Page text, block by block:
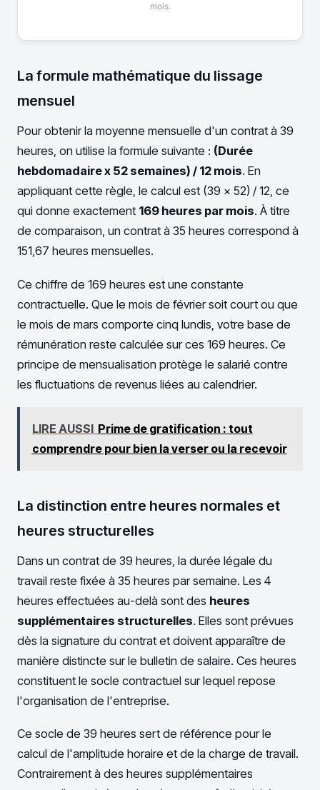
mois.
La formule mathématique du lissage
mensuel
Pour obtenir la moyenne mensuelle d'un contrat à 39
heures, on utilise la formule suivante : (Durée
hebdomadaire x 52 semaines) / 12 mois. En
appliquant cette règle, le calcul est (39 x 52) / 12, ce
qui donne exactement 169 heures par mois. À titre
de comparaison, un contrat à 35 heures correspond à
151,67 heures mensuelles.
Ce chiffre de 169 heures est une constante
contractuelle. Que le mois de février soit court ou que
le mois de mars comporte cinq lundis, votre base de
rémunération reste calculée sur ces 169 heures. Ce
principe de mensualisation protège le salarié contre
les fluctuations de revenus liées au calendrier.
LIRE AUSSI Prime de gratification : tout
comprendre pour bien la verser ou la recevoir
La distinction entre heures normales et
heures structurelles
Dans un contrat de 39 heures, la durée légale du
travail reste fixée à 35 heures par semaine. Les 4
heures effectuées au-delà sont des heures
supplémentaires structurelles. Elles sont prévues
dès la signature du contrat et doivent apparaître de
manière distincte sur le bulletin de salaire. Ces heures
constituent le socle contractuel sur lequel repose
l'organisation de l'entreprise.
Ce socle de 39 heures sert de référence pour le
calcul de l'amplitude horaire et de la charge de travail.
Contrairement à des heures supplémentaires